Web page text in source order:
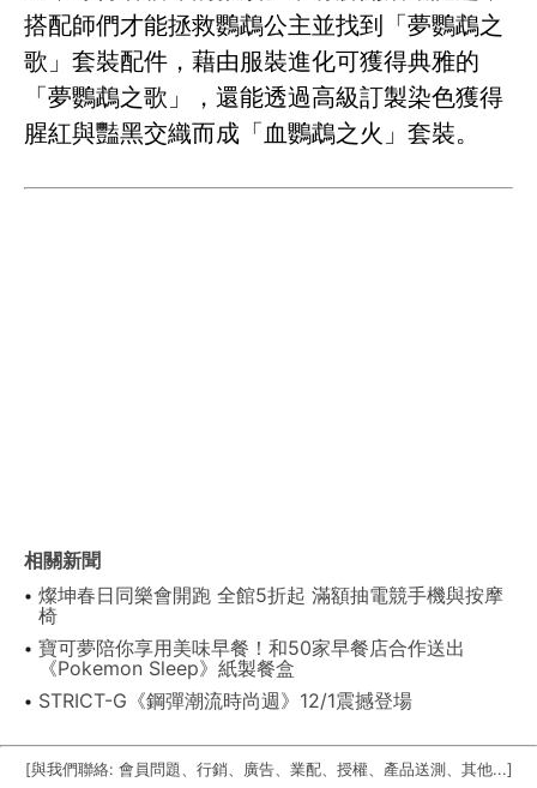
搭配師們才能拯救鸚鵡公主並找到「夢鸚鵡之
歌」套裝配件，藉由服裝進化可獲得典雅的
「夢鸚鵡之歌」，還能透過高級訂製染色獲得
腥紅與豔黑交織而成「血鸚鵡之火」套裝。
相關新聞
燦坤春日同樂會開跑 全館5折起 滿額抽電競手機與按摩
椅
寶可夢陪你享用美味早餐！和50家早餐店合作送出
《Pokemon Sleep》紙製餐盒
STRICT-G《鋼彈潮流時尚週》12/1震撼登場
[與我們聯絡: 會員問題、行銷、廣告、業配、授權、產品送測、其他...]